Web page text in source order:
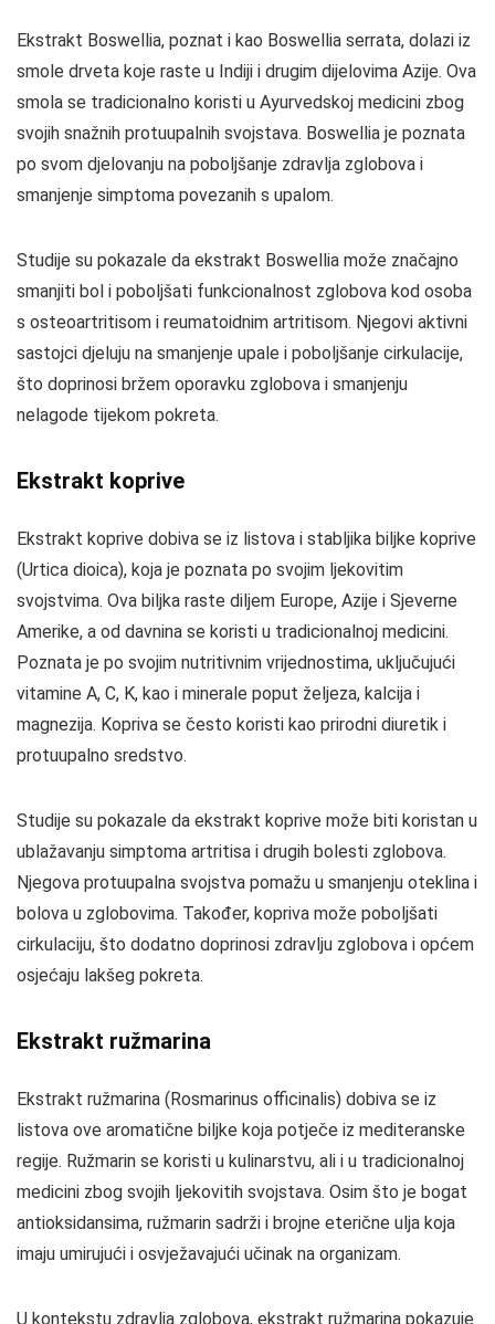
Ekstrakt Boswellia, poznat i kao Boswellia serrata, dolazi iz
smole drveta koje raste u Indiji i drugim dijelovima Azije. Ova
smola se tradicionalno koristi u Ayurvedskoj medicini zbog
svojih snažnih protuupalnih svojstava. Boswellia je poznata
po svom djelovanju na poboljšanje zdravlja zglobova i
smanjenje simptoma povezanih s upalom.
Studije su pokazale da ekstrakt Boswellia može značajno
smanjiti bol i poboljšati funkcionalnost zglobova kod osoba
s osteoartritisom i reumatoidnim artritisom. Njegovi aktivni
sastojci djeluju na smanjenje upale i poboljšanje cirkulacije,
što doprinosi bržem oporavku zglobova i smanjenju
nelagode tijekom pokreta.
Ekstrakt koprive
Ekstrakt koprive dobiva se iz listova i stabljika biljke koprive
(Urtica dioica), koja je poznata po svojim ljekovitim
svojstvima. Ova biljka raste diljem Europe, Azije i Sjeverne
Amerike, a od davnina se koristi u tradicionalnoj medicini.
Poznata je po svojim nutritivnim vrijednostima, uključujući
vitamine A, C, K, kao i minerale poput željeza, kalcija i
magnezija. Kopriva se često koristi kao prirodni diuretik i
protuupalno sredstvo.
Studije su pokazale da ekstrakt koprive može biti koristan u
ublažavanju simptoma artritisa i drugih bolesti zglobova.
Njegova protuupalna svojstva pomažu u smanjenju oteklina i
bolova u zglobovima. Također, kopriva može poboljšati
cirkulaciju, što dodatno doprinosi zdravlju zglobova i općem
osjećaju lakšeg pokreta.
Ekstrakt ružmarina
Ekstrakt ružmarina (Rosmarinus officinalis) dobiva se iz
listova ove aromatične biljke koja potječe iz mediteranske
regije. Ružmarin se koristi u kulinarstvu, ali i u tradicionalnoj
medicini zbog svojih ljekovitih svojstava. Osim što je bogat
antioksidansima, ružmarin sadrži i brojne eterične ulja koja
imaju umirujući i osvježavajući učinak na organizam.
U kontekstu zdravlja zglobova, ekstrakt ružmarina pokazuje